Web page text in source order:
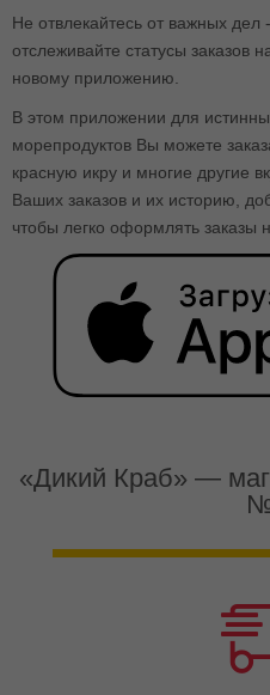
Не отвлекайтесь от важных
отслеживайте статусы заказов
новому приложению.
В этом приложении для
морепродуктов Вы можете
красную икру и многие другие
Ваших заказов и их историю,
чтобы легко оформлять заказы
«Дикий Краб» —